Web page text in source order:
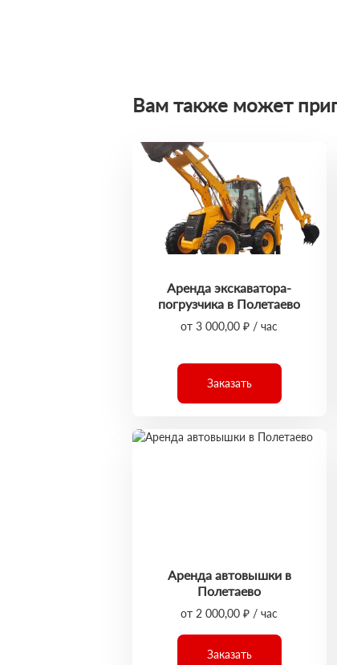
Вам также может
Аренда экскаватора-
погрузчика в Полетаево
от 3 000,00 ₽ / час
Заказать
Аренда автовышки в
Полетаево
от 2 000,00 ₽ / час
Заказать